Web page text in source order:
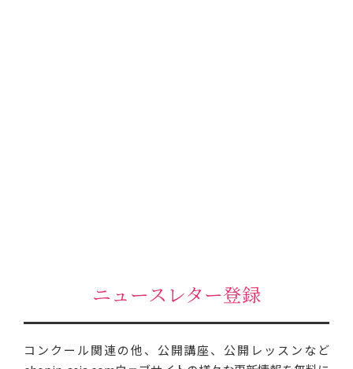
ニュースレター登録
コンクール関連の他、公開講座、公開レッスンなど